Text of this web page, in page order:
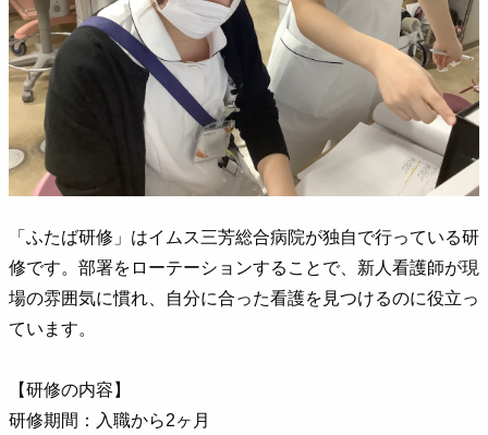
「ふたば研修」はイムス三芳総合病院が独自で行っている研
修です。部署をローテーションすることで、新人看護師が現
場の雰囲気に慣れ、自分に合った看護を見つけるのに役立っ
ています。
【研修の内容】
研修期間：入職から2ヶ月